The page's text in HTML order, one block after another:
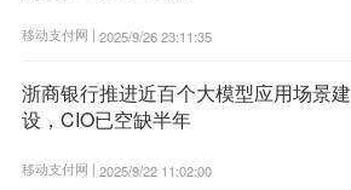
移动支付网 | 2025/9/26 23:11:35
浙商银行推进近百个大模型应用场景建
设，CIO已空缺半年
移动支付网 | 2025/9/22 11:02:00